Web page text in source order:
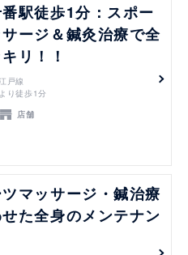
駅徒歩1分：スポー
ージ＆鍼灸治療で全
リ！！
戸線
り徒歩1分
店舗
マッサージ・鍼治療
た全身のメンテナン